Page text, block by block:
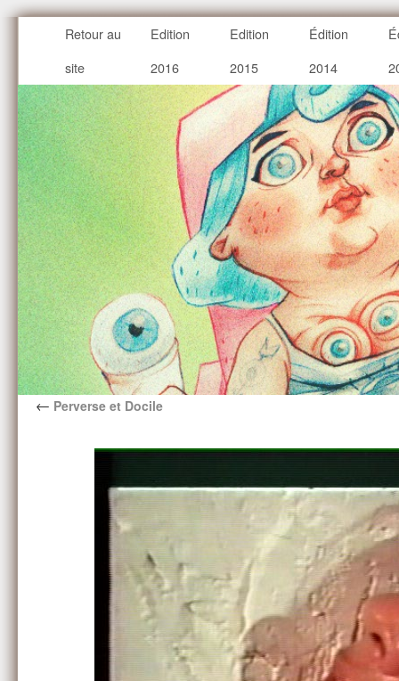
Retour au
site
Edition
2016
Edition
2015
Édition
2014
← Perverse et Docile